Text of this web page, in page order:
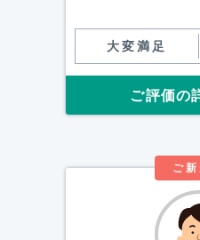
大変満足
ご評価の
ご